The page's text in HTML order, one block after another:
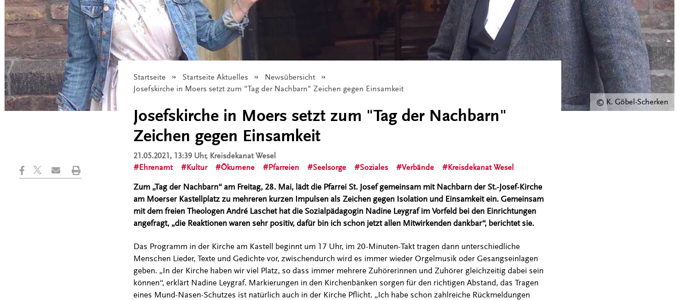
© K. Göbel-Scherken
Startseite Startseite Aktuelles
Newsübersicht
Angezeigt:
Josefskirche in Moers setzt zum "Tag der Nachbarn" Zeichen gegen Einsamkeit
Josefskirche in Moers setzt zum "Tag der Nachbarn"
Zeichen gegen Einsamkeit
21.05.2021, 13:39 Uhr, Kreisdekanat Wesel
Ehrenamt
Kultur Ökumene Pfarreien Seelsorge Soziales Verbände Kreisdekanat Wesel
Zum „Tag der Nachbarn“ am Freitag, 28. Mai, lädt die Pfarrei St. Josef gemeinsam mit Nachbarn der St.-Josef-Kirche
am Moerser Kastellplatz zu mehreren kurzen Impulsen als Zeichen gegen Isolation und Einsamkeit ein. Gemeinsam
mit dem freien Theologen André Laschet hat die Sozialpädagogin Nadine Leygraf im Vorfeld bei den Einrichtungen
angefragt, „die Reaktionen waren sehr positiv, dafür bin ich schon jetzt allen Mitwirkenden dankbar“, berichtet sie.
Das Programm in der Kirche am Kastell beginnt um 17 Uhr, im 20-Minuten-Takt tragen dann unterschiedliche
Menschen Lieder, Texte und Gedichte vor, zwischendurch wird es immer wieder Orgelmusik oder Gesangseinlagen
geben. „In der Kirche haben wir viel Platz, so dass immer mehrere Zuhörerinnen und Zuhörer gleichzeitig dabei sein
können“, erklärt Nadine Leygraf. Markierungen in den Kirchenbänken sorgen für den richtigen Abstand, das Tragen
eines Mund-Nasen-Schutzes ist natürlich auch in der Kirche Pflicht. „Ich habe schon zahlreiche Rückmeldungen